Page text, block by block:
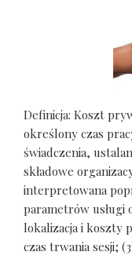
Definicja: Koszt
określony czas
świadczenia,
składowe
interpretowana
parametrów usługi
lokalizacja i koszty
czas trwania sesji;